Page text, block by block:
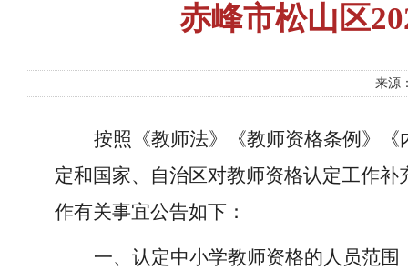
赤峰市松山区
来源
按照《教师法》《教师资格条例》
定和国家、自治区对教师资格认定工作
作有关事宜公告如下：
一、认定中小学教师资格的人员范围